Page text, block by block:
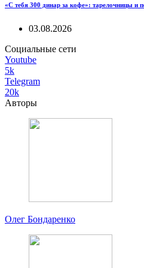
«С тебя 300 динар за кофе»: тарелочницы и
03.08.2026
Социальные сети
Youtube
5k
Telegram
20k
Авторы
Олег Бондаренко